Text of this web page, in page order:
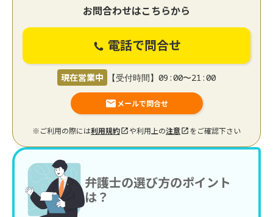
お問合わせはこちらから
電話で問合せ
現在営業中 【受付時間】09:00〜21:00
メールで問合せ
※ご利用の際には利用規約 や利用上の注意 をご確認下さい
弁護士の選び方のポイント
は？